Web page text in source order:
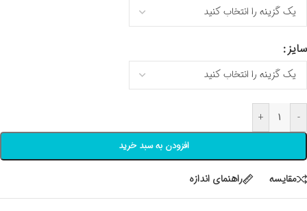
سایز
-
+
افزودن به سبد خرید
مقايسه راهنمای اندازه